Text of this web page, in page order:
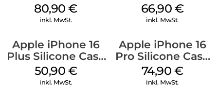
MagSafe Stone
Gray
80,90€
inkl. MwSt.
Case MagSafe
Black
66,90 €
inkl. MwSt.
Apple iPhone 16
Plus Silicone Case
MagSafe Lake
Green
50,90 €
inkl. MwSt.
Apple iPhone 16
Pro Silicone Case
MagSafe Black
74,90 €
inkl. MwSt.